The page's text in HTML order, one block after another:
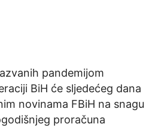
pandemijom
BiH će sljedećeg dana
novinama FBiH na snagu
proračuna